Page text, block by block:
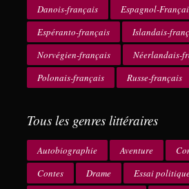
Danois-français
Espagnol-
Espéranto-français
Islandais-
Norvégien-français
Néerlandais-
Polonais-français
Russe-français
Tous les genres littéraires
Autobiographie Aventure
Contes
Drame Essai